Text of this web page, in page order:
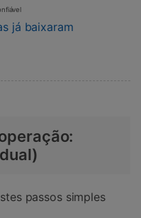
já baixaram
passos simples